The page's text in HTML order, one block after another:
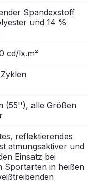
Spandexstoff
und 14 %
cd/lx.m²
(55''), alle Größen
reflektierendes
atmungsaktiver und
Einsatz bei
Sportarten in heißen